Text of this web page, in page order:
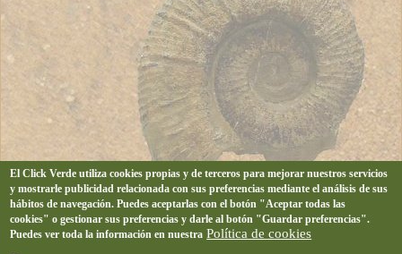
El Click Verde utiliza cookies propias y de terceros para mejorar nuestros servicios
y mostrarle publicidad relacionada con sus preferencias mediante el análisis de sus
hábitos de navegación. Puedes aceptarlas con el botón "Aceptar todas las
cookies" o gestionar sus preferencias y darle al botón "Guardar preferencias".
Puedes ver toda la información en nuestra Política de cookies